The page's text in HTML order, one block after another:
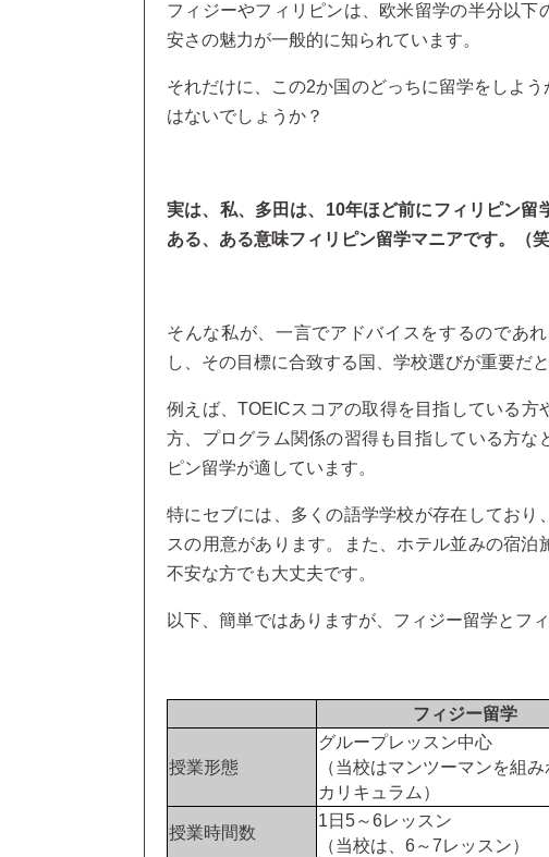
フィジーやフィリピンは、欧米留学の半分以
安さの魅力が一般的に知られています。
それだけに、この2か国のどっちに留学をしよ
はないでしょうか？
実は、私、多田は、10年ほど前にフィリピン
ある、ある意味フィリピン留学マニアです。（笑
そんな私が、一言でアドバイスをするのであ
し、その目標に合致する国、学校選びが重要だと
例えば、TOEICスコアの取得を目指している
方、プログラム関係の習得も目指している方な
ピン留学が適しています。
特にセブには、多くの語学学校が存在してお
スの用意があります。また、ホテル並みの宿
不安な方でも大丈夫です。
以下、簡単ではありますが、フィジー留学とフ
フィジー留学
授業形態
グループレッスン中心
（当校はマンツーマンを組み
カリキュラム）
授業時間数
1日5～6レッスン
（当校は、6～7レッスン）